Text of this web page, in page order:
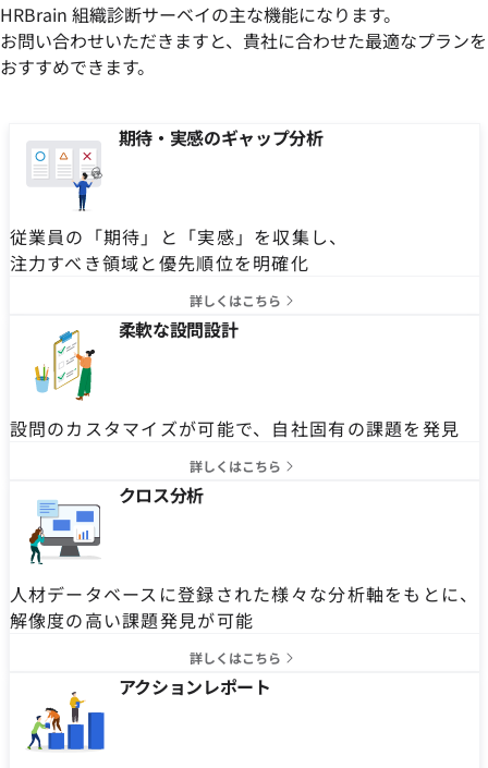
HRBrain 組織診断サーベイの主な機能になります。
お問い合わせいただきますと、貴社に合わせた最適なプランを
おすすめできます。
期待・実感のギャップ分析
従業員の「期待」と「実感」を収集し、
注力すべき領域と優先順位を明確化
詳しくはこちら
柔軟な設問設計
設問のカスタマイズが可能で、自社固有の課題を発見
詳しくはこちら
クロス分析
人材データベースに登録された様々な分析軸をもとに、
解像度の高い課題発見が可能
詳しくはこちら
アクションレポート